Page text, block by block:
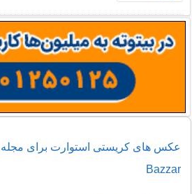
Bazzar